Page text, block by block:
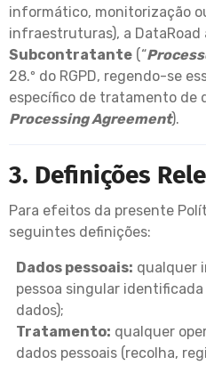
informático, monitorização
infraestruturas), a DataRoad
Subcontratante (“
28.º do RGPD, regendo-se
específico de tratamento de
Processing Agreement).
3. Definições
Para efeitos da presente
seguintes definições:
Dados pessoais: qualquer
pessoa singular
dados);
Tratamento: qualquer
dados pessoais (recolha,